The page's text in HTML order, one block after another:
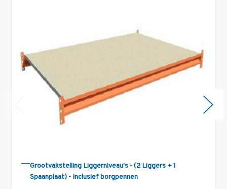
Grootvakstelling Liggerniveau's - (2 Liggers + 1
Spaanplaat) - Inclusief borgpennen